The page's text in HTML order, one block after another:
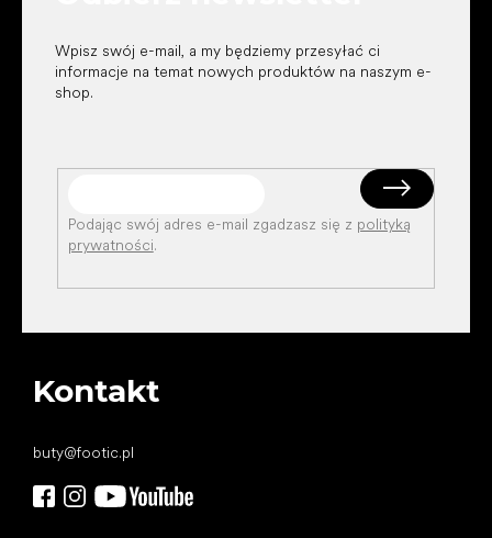
Wpisz swój e-mail, a my będziemy przesyłać ci
informacje na temat nowych produktów na naszym e-
shop.
Podając swój adres e-mail zgadzasz się z polityką
prywatności.
Kontakt
buty@footic.pl